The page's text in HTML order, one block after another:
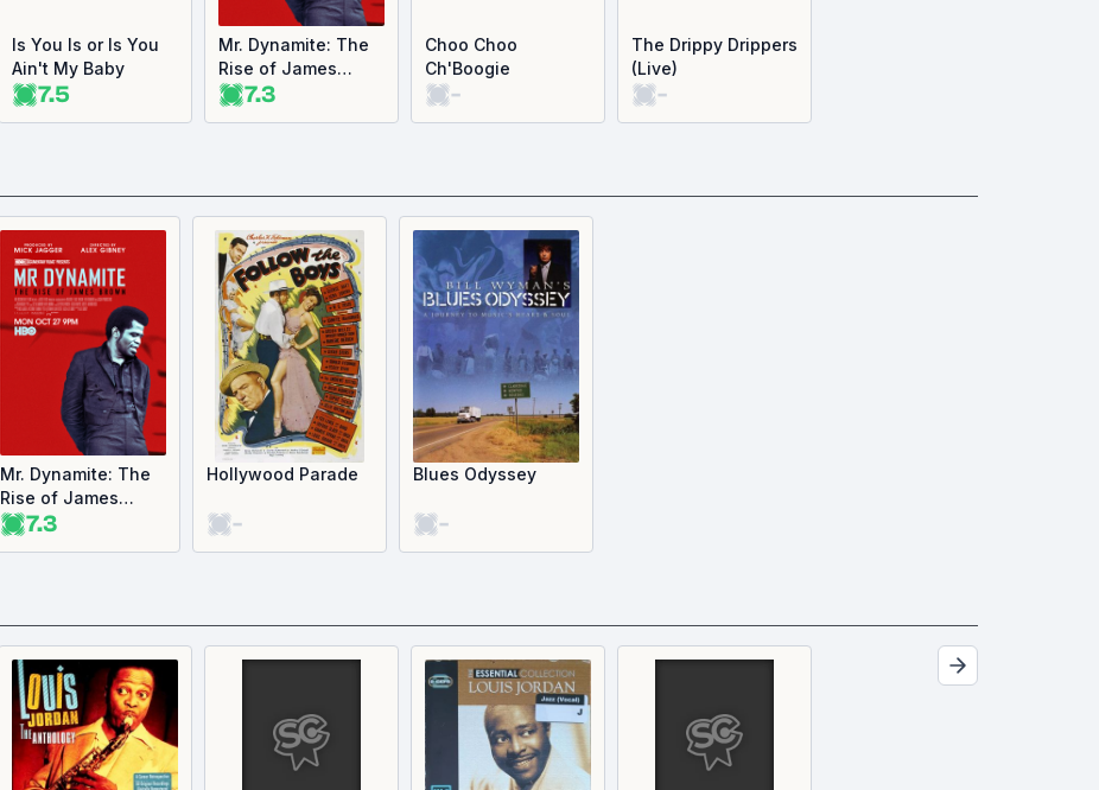
Is You Is or Is You
Ain't My Baby
7.5
Mr. Dynamite: The
Rise of James
Brown
7.3
Choo Choo
Ch'Boogie
-
The Drippy Drippers
(Live)
-
Mr. Dynamite: The
Rise of James
Brown
7.3
Hollywood Parade
-
Blues Odyssey
-